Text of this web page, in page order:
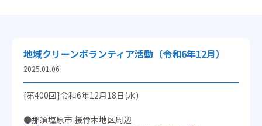
地域クリーンボランティア活動（令和6年12月）
2025.01.06
[第400回]令和6年12月18日(水)
●那須塩原市 接骨木地区周辺